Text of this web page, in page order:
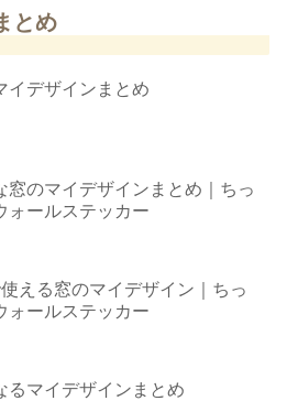
とめ
イデザインまとめ
窓のマイデザインまとめ｜ちっ
ォールステッカー
える窓のマイデザイン｜ちっ
ォールステッカー
るマイデザインまとめ